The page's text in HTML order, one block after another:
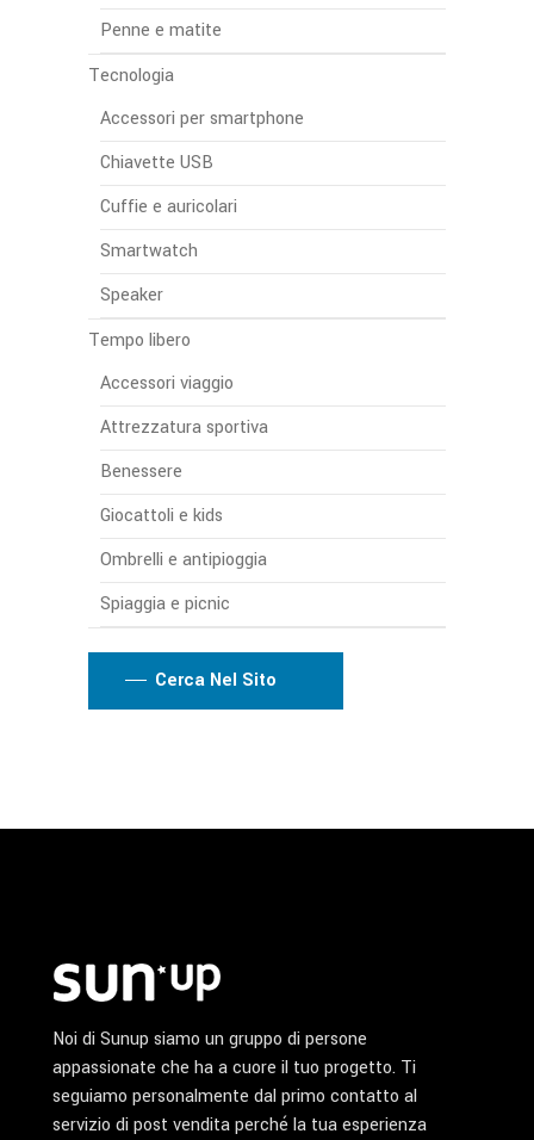
Penne e matite
Tecnologia
Accessori per smartphone
Chiavette USB
Cuffie e auricolari
Smartwatch
Speaker
Tempo libero
Accessori viaggio
Attrezzatura sportiva
Benessere
Giocattoli e kids
Ombrelli e antipioggia
Spiaggia e picnic
Cerca Nel Sito
Noi di Sunup siamo un gruppo di persone
appassionate che ha a cuore il tuo progetto. Ti
seguiamo personalmente dal primo contatto al
servizio di post vendita perché la tua esperienza